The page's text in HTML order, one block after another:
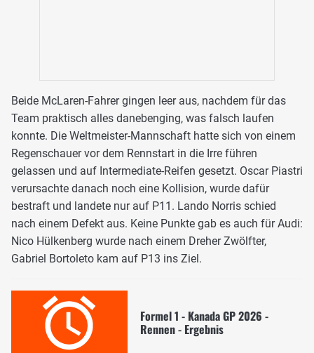
Beide McLaren-Fahrer gingen leer aus, nachdem für das
Team praktisch alles danebenging, was falsch laufen
konnte. Die Weltmeister-Mannschaft hatte sich von einem
Regenschauer vor dem Rennstart in die Irre führen
gelassen und auf Intermediate-Reifen gesetzt. Oscar Piastri
verursachte danach noch eine Kollision, wurde dafür
bestraft und landete nur auf P11. Lando Norris schied
nach einem Defekt aus. Keine Punkte gab es auch für Audi:
Nico Hülkenberg wurde nach einem Dreher Zwölfter,
Gabriel Bortoleto kam auf P13 ins Ziel.
Formel 1 - Kanada GP 2026 -
Rennen - Ergebnis